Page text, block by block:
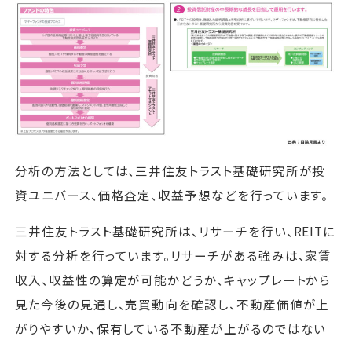
分析の方法としては、三井住友トラスト基礎研究所が投
資ユニバース、価格査定、収益予想などを行っています。
三井住友トラスト基礎研究所は、リサーチを行い、REITに
対する分析を行っています。リサーチがある強みは、家賃
収入、収益性の算定が可能かどうか、キャップレートから
見た今後の見通し、売買動向を確認し、不動産価値が上
がりやすいか、保有している不動産が上がるのではない